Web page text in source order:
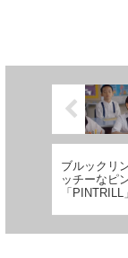
ブルックリ
ッチーなピ
「PINTRILL」